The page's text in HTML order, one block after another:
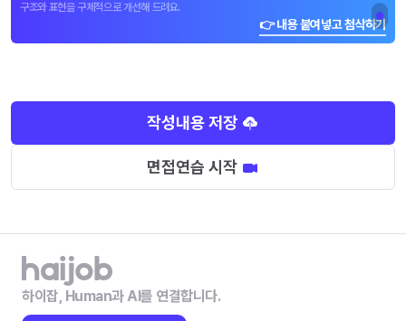
구조와 표현을 구체적으로 개선해 드려요.
👉 내용 붙여넣고 첨삭하기
작성내용 저장
면접연습 시작
하이잡, Human과 AI를 연결합니다.